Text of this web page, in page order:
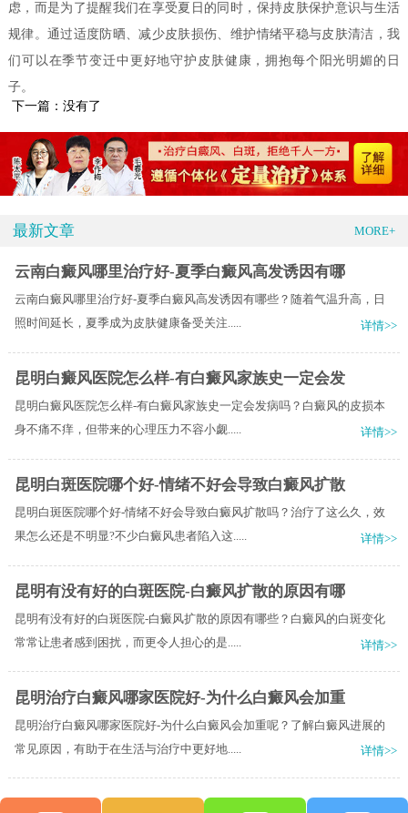
虑，而是为了提醒我们在享受夏日的同时，保持皮肤保护意识与生活
规律。通过适度防晒、减少皮肤损伤、维护情绪平稳与皮肤清洁，我
们可以在季节变迁中更好地守护皮肤健康，拥抱每个阳光明媚的日
子。
下一篇：没有了
最新文章 MORE+
云南白癜风哪里治疗好-夏季白癜风高发诱因有哪
云南白癜风哪里治疗好-夏季白癜风高发诱因有哪些？随着气温升高，日
照时间延长，夏季成为皮肤健康备受关注.....
详情>>
昆明白癜风医院怎么样-有白癜风家族史一定会发
昆明白癜风医院怎么样-有白癜风家族史一定会发病吗？白癜风的皮损本
身不痛不痒，但带来的心理压力不容小觑.....
详情>>
昆明白斑医院哪个好-情绪不好会导致白癜风扩散
昆明白斑医院哪个好-情绪不好会导致白癜风扩散吗？治疗了这么久，效
果怎么还是不明显?不少白癜风患者陷入这.....
详情>>
昆明有没有好的白斑医院-白癜风扩散的原因有哪
昆明有没有好的白斑医院-白癜风扩散的原因有哪些？白癜风的白斑变化
常常让患者感到困扰，而更令人担心的是.....
详情>>
昆明治疗白癜风哪家医院好-为什么白癜风会加重
昆明治疗白癜风哪家医院好-为什么白癜风会加重呢？了解白癜风进展的
常见原因，有助于在生活与治疗中更好地.....
详情>>